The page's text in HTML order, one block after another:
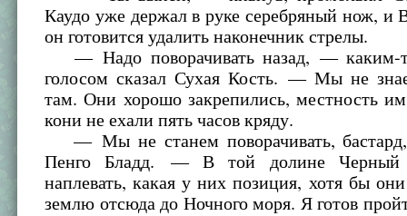
Каудо уже держал в руке серебряный нож, и
он готовится удалить наконечник стрелы.
— Надо поворачивать назад, — каким-
голосом сказал Сухая Кость. — Мы не
там. Они хорошо закрепились, местность
кони не ехали пять часов кряду.
— Мы не станем поворачивать,
Пенго Бладд. — В той долине
наплевать, какая у них позиция, хотя бы
землю отсюда до Ночного моря. Я готов